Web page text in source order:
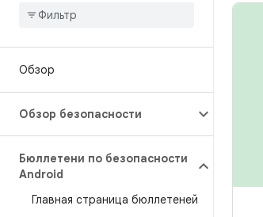
Обзор
Обзор безопасности
Бюллетени по безопасности
Android
Главная страница бюллетеней